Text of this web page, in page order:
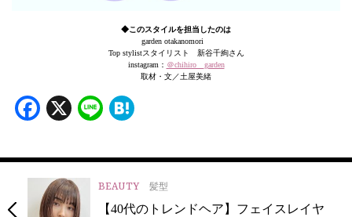
◆このスタイルを担当したのは
garden otakanomori
Top stylistスタイリスト 新谷千絢さん
instagram： ＠chihiro__garden
取材・文／土屋美緒
Facebook
X Line
BEAUTY 髪型
【40代のトレンドヘア】フェイスレイヤ